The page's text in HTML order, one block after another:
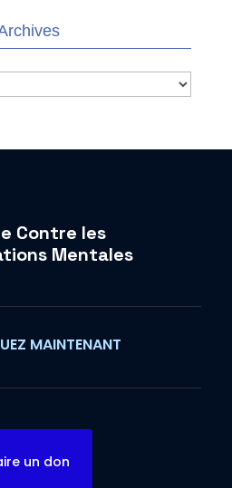
Contre les
Mentales
MAINTENANT
un don